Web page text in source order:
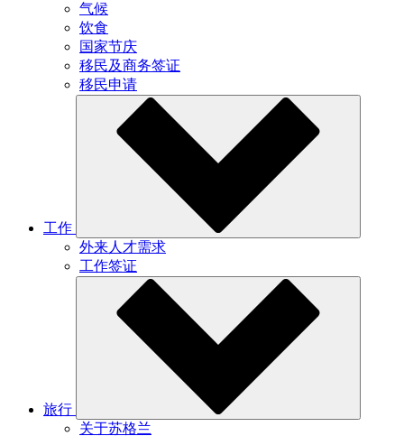
气候
饮食
国家节庆
移民及商务签证
移民申请
工作
外来人才需求
工作签证
旅行
关于苏格兰